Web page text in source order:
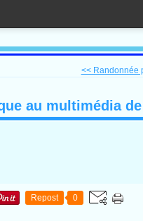
<< Randonnée
au multimédia
Repost 0